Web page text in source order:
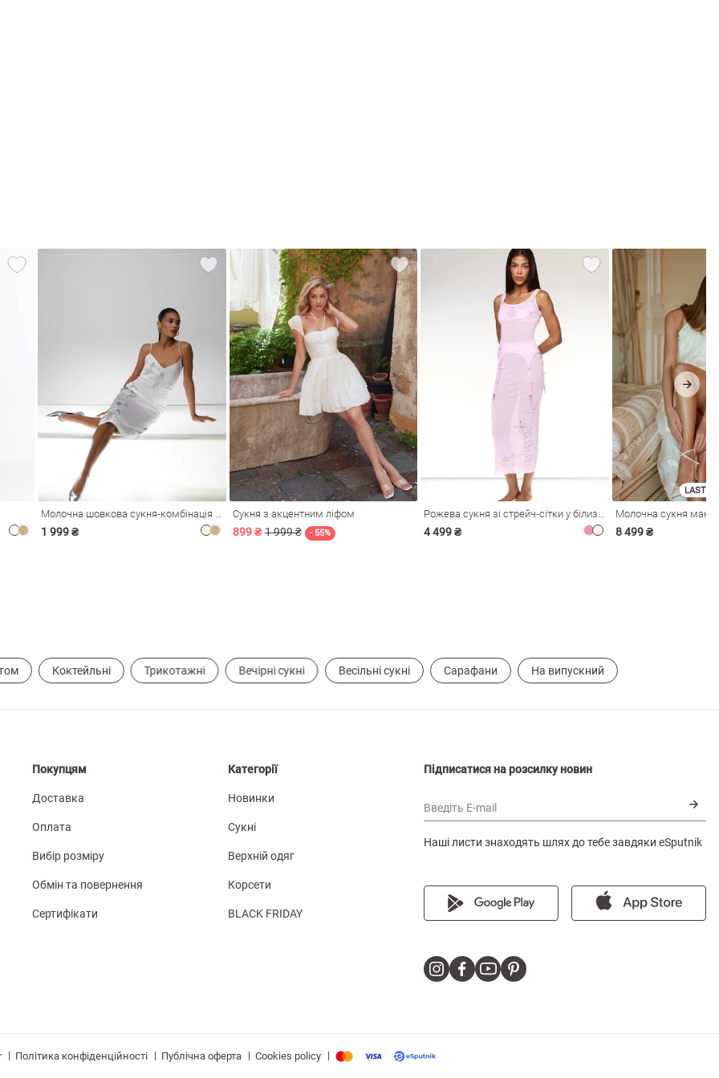
1 999 ₴
Сукня з акцентним ліфом
899 ₴ 1 999 ₴ - 55% 4 499 ₴
LAST
8 499 ₴
Коктейльні Трикотажні Вечірні сукні Весільні сукні Сарафани На випускний
Покупцям
Доставка
Оплата
Вибір розміру
Обмін та повернення
Сертифікати
Категорії
Новинки
Сукні
Верхній одяг
Корсети
BLACK FRIDAY
Підписатися на розсилку новин
Введіть E-mail
Наші листи знаходять шлях до тебе завдяки eSputnik
| Політика конфіденційності | Публічна оферта | Cookies policy |